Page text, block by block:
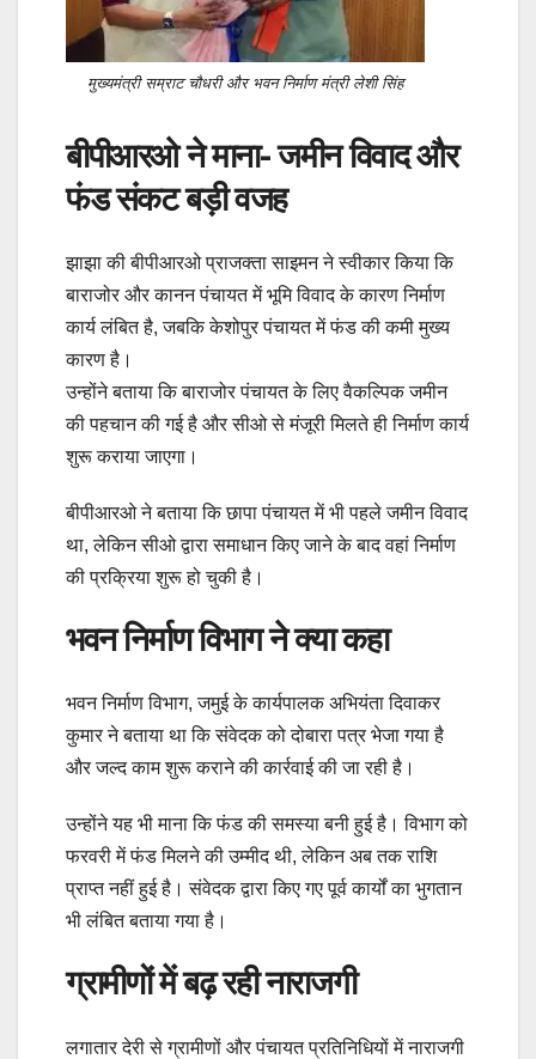
मुख्यमंत्री सम्राट चौधरी और भवन निर्माण मंत्री लेशी सिंह
बीपीआरओ ने माना- जमीन विवाद और
फंड संकट बड़ी वजह
झाझा की बीपीआरओ प्राजक्ता साइमन ने स्वीकार किया कि
बाराजोर और कानन पंचायत में भूमि विवाद के कारण निर्माण
कार्य लंबित है, जबकि केशोपुर पंचायत में फंड की कमी मुख्य
कारण है।
उन्होंने बताया कि बाराजोर पंचायत के लिए वैकल्पिक जमीन
की पहचान की गई है और सीओ से मंजूरी मिलते ही निर्माण कार्य
शुरू कराया जाएगा।
बीपीआरओ ने बताया कि छापा पंचायत में भी पहले जमीन विवाद
था, लेकिन सीओ द्वारा समाधान किए जाने के बाद वहां निर्माण
की प्रक्रिया शुरू हो चुकी है।
भवन निर्माण विभाग ने क्या कहा
भवन निर्माण विभाग, जमुई के कार्यपालक अभियंता दिवाकर
कुमार ने बताया था कि संवेदक को दोबारा पत्र भेजा गया है
और जल्द काम शुरू कराने की कार्रवाई की जा रही है।
उन्होंने यह भी माना कि फंड की समस्या बनी हुई है। विभाग को
फरवरी में फंड मिलने की उम्मीद थी, लेकिन अब तक राशि
प्राप्त नहीं हुई है। संवेदक द्वारा किए गए पूर्व कार्यों का भुगतान
भी लंबित बताया गया है।
ग्रामीणों में बढ़ रही नाराजगी
लगातार देरी से ग्रामीणों और पंचायत प्रतिनिधियों में नाराजगी